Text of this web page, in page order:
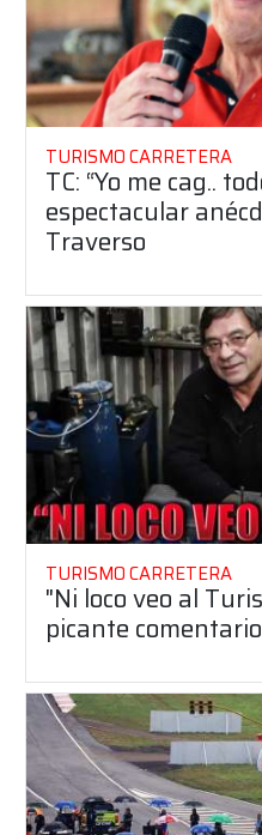
TURISMO CARRETERA
TC: “Yo me cag..
espectacular
Traverso
TURISMO CARRETERA
"Ni loco veo al
picante